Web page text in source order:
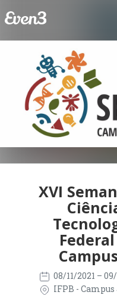
XVI
08/11/2021 –
IFPB - Campus